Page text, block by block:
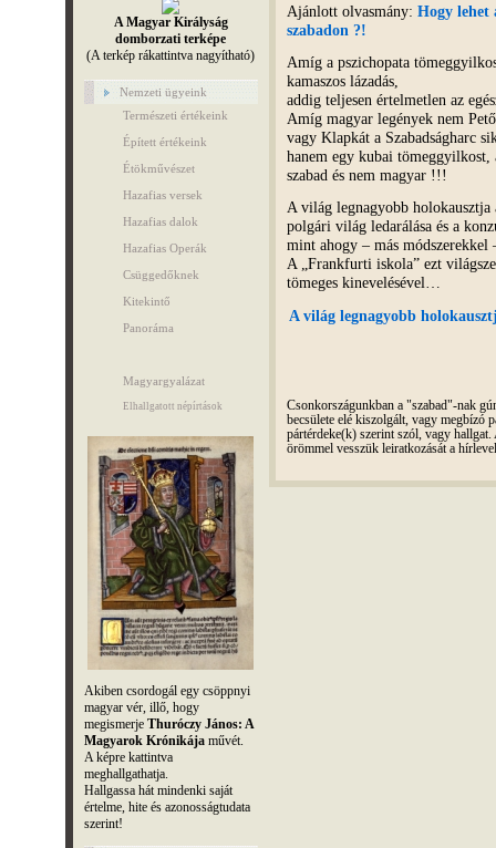
A Magyar Királyság
domborzati terképe
(A terkép rákattintva nagyítható)
Nemzeti ügyeink
Természeti értékeink
Épített értékeink
Étökművészet
Hazafias versek
Hazafias dalok
Hazafias Operák
Csüggedőknek
Kitekintő
Panoráma
Magyargyalázat
Elhallgatott népírtások
Akiben csordogál egy csöppnyi
magyar vér, illő, hogy
megismerje Thuróczy János: A
Magyarok Krónikájaművét.
A képre kattintva
meghallgathatja.
Hallgassa hát mindenki saját
értelme, hite és azonosságtudata
szerint!
Ajánlott olvasmány: Hogy lehet
szabadon ?!
Amíg a pszichopata
kamaszos lázadás,
addig teljesen értelmetlen az
Amíg magyar legények nem
vagy Klapkát a Szabadságharc
hanem egy kubai
szabad és nem magyar !!!
A világ legnagyobb holokausztja
polgári világ ledarálása és a
mint ahogy – más módszerekkel
A „Frankfurti iskola” ezt
tömeges kinevelésével…
A világ legnagyobb
Csonkországunkban a "szabad"-nak
becsülete elé kiszolgált, vagy megbízó
pártérdeke(k) szerint szól, vagy
örömmel vesszük leiratkozását a